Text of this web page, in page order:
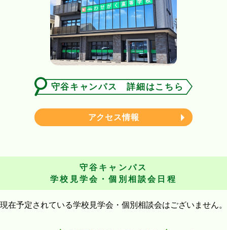
守谷キャンパス 詳細はこちら
アクセス情報
守谷キャンパス
学校見学会・個別相談会日程
現在予定されている学校見学会・個別相談会はございません。